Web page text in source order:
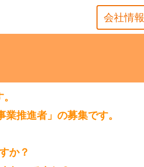
会社情報
推進者」の募集です。
か？